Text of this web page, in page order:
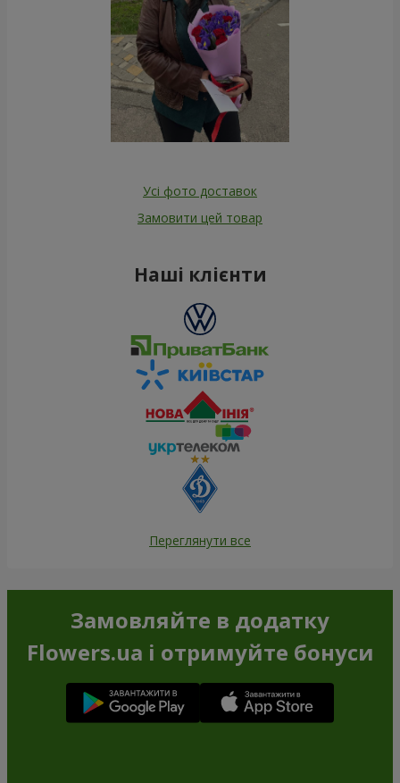
Усі фото доставок
Замовити цей товар
Наші клієнти
Переглянути все
Замовляйте в додатку
Flowers.ua і отримуйте бонуси